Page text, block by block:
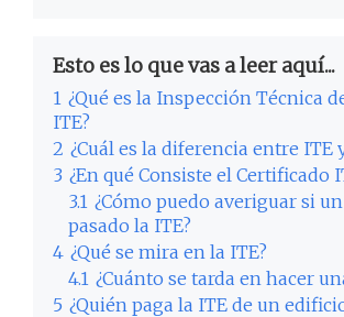
Esto es lo que vas a leer aquí...
1 ¿Qué es la Inspección Técnica
ITE?
2 ¿Cuál es la diferencia entre ITE
3 ¿En qué Consiste el Certificado
3.1 ¿Cómo puedo averiguar si
pasado la ITE?
4 ¿Qué se mira en la ITE?
4.1 ¿Cuánto se tarda en hacer
5 ¿Quién paga la ITE de un